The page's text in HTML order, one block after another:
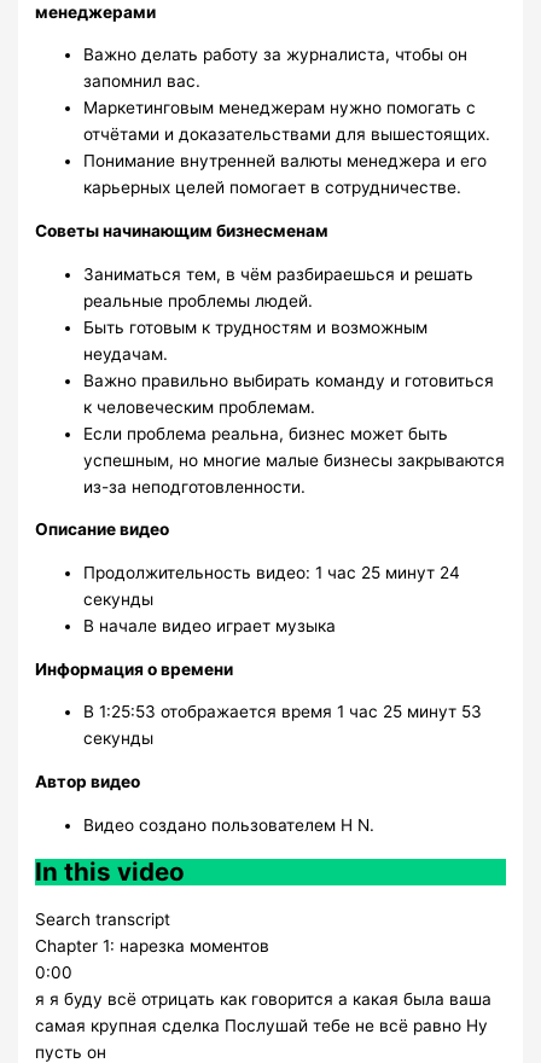
менеджерами
Важно делать работу за журналиста, чтобы он
запомнил вас.
Маркетинговым менеджерам нужно помогать с
отчётами и доказательствами для вышестоящих.
Понимание внутренней валюты менеджера и его
карьерных целей помогает в сотрудничестве.
Советы начинающим бизнесменам
Заниматься тем, в чём разбираешься и решать
реальные проблемы людей.
Быть готовым к трудностям и возможным
неудачам.
Важно правильно выбирать команду и готовиться
к человеческим проблемам.
Если проблема реальна, бизнес может быть
успешным, но многие малые бизнесы закрываются
из-за неподготовленности.
Описание видео
Продолжительность видео: 1 час 25 минут 24
секунды
В начале видео играет музыка
Информация о времени
В 1:25:53 отображается время 1 час 25 минут 53
секунды
Автор видео
Видео создано пользователем H N.
In this video
Search transcript
Chapter 1: нарезка моментов
0:00
я я буду всё отрицать как говорится а какая была ваша
самая крупная сделка Послушай тебе не всё равно Ну
пусть он